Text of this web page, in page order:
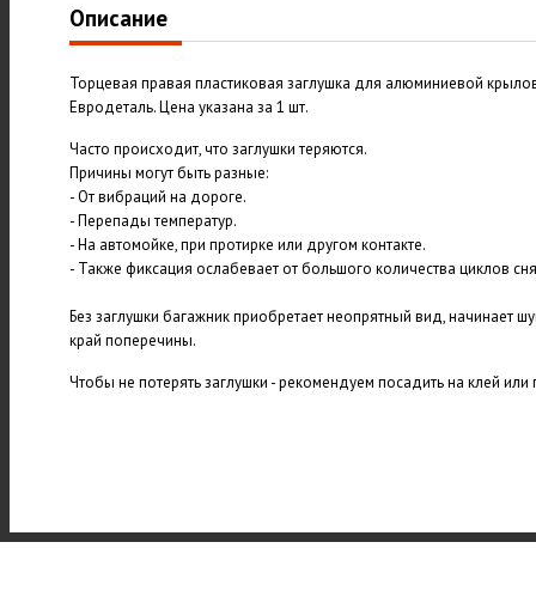
Описание
Торцевая правая пластиковая заглушка для алюминиевой
Евродеталь. Цена указана за 1 шт.
Часто происходит, что заглушки теряются.
Причины могут быть разные:
- От вибраций на дороге.
- Перепады температур.
- На автомойке, при протирке или другом контакте.
- Также фиксация ослабевает от большого количества циклов
Без заглушки багажник приобретает неопрятный вид, начинает
край поперечины.
Чтобы не потерять заглушки - рекомендуем посадить на клей или